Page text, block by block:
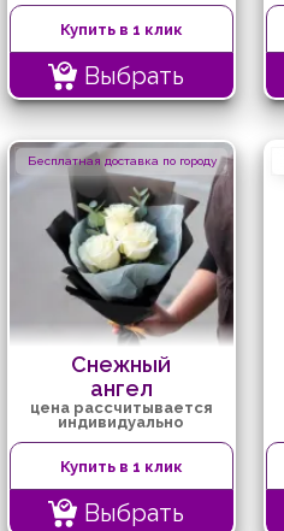
Купить в 1 клик
Выбрать
Бесплатная доставка по городу
Снежный
ангел
цена рассчитывается
индивидуально
Купить в 1 клик
Выбрать